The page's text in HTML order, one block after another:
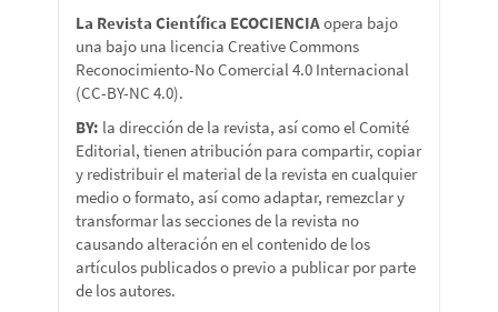
La Revista Científica ECOCIENCIAopera bajo
una bajo una licencia Creative Commons
Reconocimiento-No Comercial 4.0 Internacional
(CC-BY-NC 4.0).
BY: la dirección de la revista, así como el Comité
Editorial, tienen atribución para compartir, copiar
y redistribuir el material de la revista en cualquier
medio o formato, así como adaptar, remezclar y
transformar las secciones de la revista no
causando alteración en el contenido de los
artículos publicados o previo a publicar por parte
de los autores.